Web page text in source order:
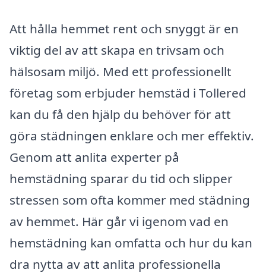
Att hålla hemmet rent och snyggt är en
viktig del av att skapa en trivsam och
hälsosam miljö. Med ett professionellt
företag som erbjuder hemstäd i Tollered
kan du få den hjälp du behöver för att
göra städningen enklare och mer effektiv.
Genom att anlita experter på
hemstädning sparar du tid och slipper
stressen som ofta kommer med städning
av hemmet. Här går vi igenom vad en
hemstädning kan omfatta och hur du kan
dra nytta av att anlita professionella